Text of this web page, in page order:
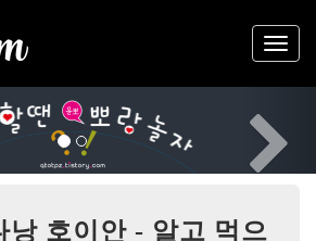
낭 호이안 - 알고 먹으